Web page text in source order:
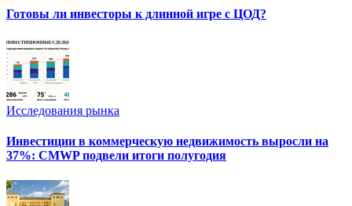
Готовы ли инвесторы к длинной игре с ЦОД?
Исследования рынка
Инвестиции в коммерческую недвижимость выросли на
37%: CMWP подвели итоги полугодия